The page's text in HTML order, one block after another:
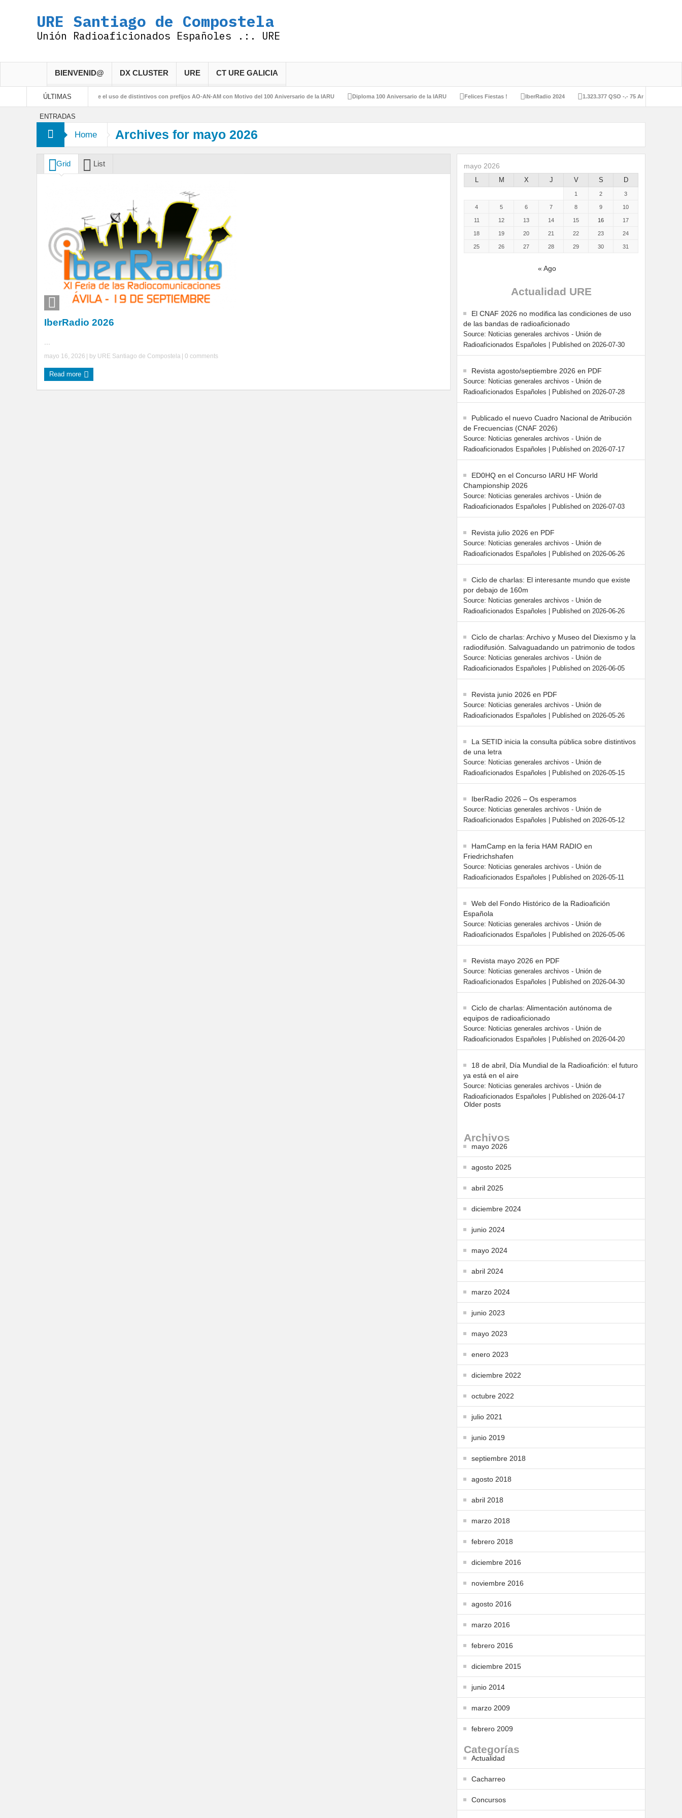
URE Santiago de Compostela
Unión Radioaficionados Españoles .:. URE
BIENVENID@ DX CLUSTER URE CT URE GALICIA
ÚLTIMAS
ENTRADAS
Resolución sobre el uso de distintivos con prefijos AO-AN-AM con Motivo del 100 Aniversario de la IARU Diploma 100 Aniversario de la IARU Felices Fiestas ! IberRadio 2024 1.323.377 QSO -.- 75 Aniversario URE
Home Archives for mayo 2026
Grid List
IberRadio 2026
mayo 16, 2026 | by URE Santiago de Compostela 0 comments
Read more
mayo 2026
L M X J V S D
1 2 3
4 5 6 7 8 9 10
11 12 13 14 15 16 17
18 19 20 21 22 23 24
25 26 27 28 29 30 31
« Ago
Actualidad URE
El CNAF 2026 no modifica las condiciones de uso
de las bandas de radioaficionado
Source: Noticias generales archivos - Unión de
Radioaficionados Españoles
Published on 2026-07-30
Revista agosto/septiembre 2026 en PDF
Source: Noticias generales archivos - Unión de
Radioaficionados Españoles
Published on 2026-07-28
Publicado el nuevo Cuadro Nacional de Atribución
de Frecuencias (CNAF 2026)
Source: Noticias generales archivos - Unión de
Radioaficionados Españoles
Published on 2026-07-17
ED0HQ en el Concurso IARU HF World
Championship 2026
Source: Noticias generales archivos - Unión de
Radioaficionados Españoles
Published on 2026-07-03
Revista julio 2026 en PDF
Source: Noticias generales archivos - Unión de
Radioaficionados Españoles
Published on 2026-06-26
Ciclo de charlas: El interesante mundo que existe
por debajo de 160m
Source: Noticias generales archivos - Unión de
Radioaficionados Españoles
Published on 2026-06-26
Ciclo de charlas: Archivo y Museo del Diexismo y la
radiodifusión. Salvaguadando un patrimonio de todos
Source: Noticias generales archivos - Unión de
Radioaficionados Españoles
Published on 2026-06-05
Revista junio 2026 en PDF
Source: Noticias generales archivos - Unión de
Radioaficionados Españoles
Published on 2026-05-26
La SETID inicia la consulta pública sobre distintivos
de una letra
Source: Noticias generales archivos - Unión de
Radioaficionados Españoles
Published on 2026-05-15
IberRadio 2026 – Os esperamos
Source: Noticias generales archivos - Unión de
Radioaficionados Españoles
Published on 2026-05-12
HamCamp en la feria HAM RADIO en
Friedrichshafen
Source: Noticias generales archivos - Unión de
Radioaficionados Españoles
Published on 2026-05-11
Web del Fondo Histórico de la Radioafición
Española
Source: Noticias generales archivos - Unión de
Radioaficionados Españoles
Published on 2026-05-06
Revista mayo 2026 en PDF
Source: Noticias generales archivos - Unión de
Radioaficionados Españoles
Published on 2026-04-30
Ciclo de charlas: Alimentación autónoma de
equipos de radioaficionado
Source: Noticias generales archivos - Unión de
Radioaficionados Españoles
Published on 2026-04-20
18 de abril, Día Mundial de la Radioafición: el futuro
ya está en el aire
Source: Noticias generales archivos - Unión de
Radioaficionados Españoles
Published on 2026-04-17
Older posts
Archivos
mayo 2026
agosto 2025
abril 2025
diciembre 2024
junio 2024
mayo 2024
abril 2024
marzo 2024
junio 2023
mayo 2023
enero 2023
diciembre 2022
octubre 2022
julio 2021
junio 2019
septiembre 2018
agosto 2018
abril 2018
marzo 2018
febrero 2018
diciembre 2016
noviembre 2016
agosto 2016
marzo 2016
febrero 2016
diciembre 2015
junio 2014
marzo 2009
febrero 2009
Categorías
Actualidad
Cacharreo
Concursos